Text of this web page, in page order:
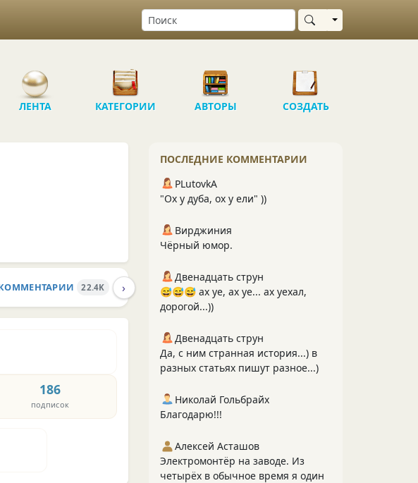
Выбрать область
ЛЕНТА КАТЕГОРИИ АВТОРЫ СОЗДАТЬ
22.4K ПУБЛИКАЦИИ 2.1K ПОДПИСЧИКИ
›
186
подписок
ПОСЛЕДНИЕ КОММЕНТАРИИ
PLutоvkА
"Ох у дуба, ох у ели" ))
Вирджиния
Чёрный юмор.
Двенадцать струн
😅😅😅 ах уе, ах уе... ах уехал,
дорогой...))
Двенадцать струн
Да, с ним странная история...) в
разных статьях пишут разное...)
Николай Гольбрайх
Благодарю!!!
Алексей Асташов
Электромонтёр на заводе. Из
четырёх в обычное время я один